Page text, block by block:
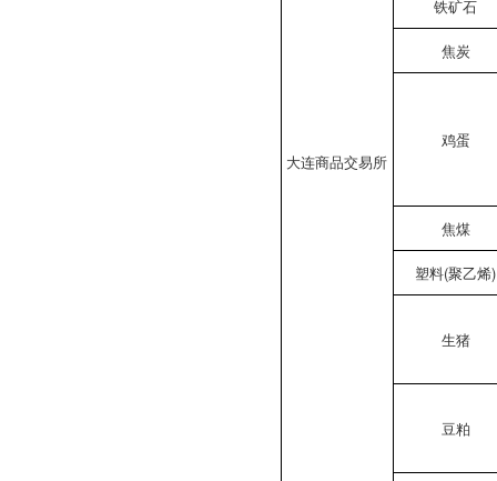
大连商品交易所
铁矿石
焦炭
鸡蛋
焦煤
塑料(聚乙烯)
生猪
豆粕